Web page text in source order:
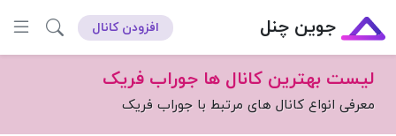
جوین چنل افزودن کانال
لیست بهترین کانال ها جوراب فریک
معرفی انواع کانال های مرتبط با جوراب فریک